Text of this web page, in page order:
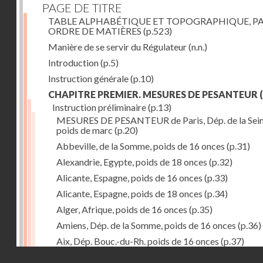
PAGE DE TITRE
TABLE ALPHABÉTIQUE ET TOPOGRAPHIQUE,
ORDRE DE MATIÈRES (p.523)
Manière de se servir du Régulateur(n.n.)
Introduction(p.5)
Instruction générale(p.10)
CHAPITRE PREMIER. MESURES DE PESANTEUR
Instruction préliminaire(p.13)
MESURES DE PESANTEUR de Paris, Dép. de la
poids de marc (p.20)
Abbeville, de la Somme, poids de 16 onces (p.31)
Alexandrie, Egypte, poids de 18 onces (p.32)
Alicante, Espagne, poids de 16 onces (p.33)
Alicante, Espagne, poids de 18 onces (p.34)
Alger, Afrique, poids de 16 onces (p.35)
Amiens, Dép. de la Somme, poids de 16 onces (p.36)
Aix, Dép. Bouc.-du-Rh. poids de 16 onces (p.37)